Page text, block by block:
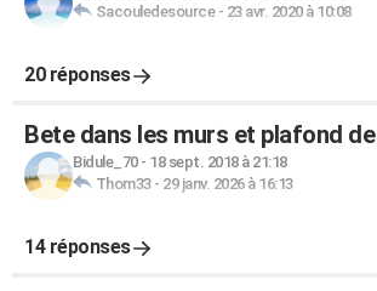
Sacouledesource- 23 avr. 2020 à 10:08
20 réponses
Bete dans les murs et plafond
Bidule_70- 18 sept. 2018 à 21:18
Thom33- 29 janv. 2026 à 16:13
14 réponses